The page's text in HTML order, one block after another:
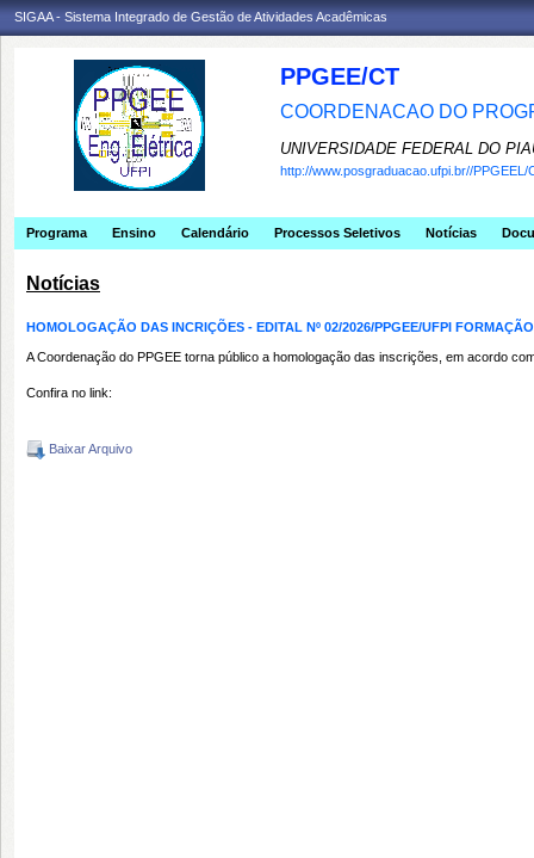
SIGAA - Sistema Integrado de Gestão de Atividades Acadêmicas
PPGEE/CT
COORDENACAO DO
UNIVERSIDADE FEDERAL DO
http://www.posgraduacao.ufpi.br//PPGEEL/
Programa Ensino Calendário Processos Seletivos Notícias
Notícias
HOMOLOGAÇÃO DAS INCRIÇÕES - EDITAL Nº 02/2026/PPGEE/UFPI
A Coordenação do PPGEE torna público a homologação das inscrições, em acordo
Confira no link:
Baixar Arquivo